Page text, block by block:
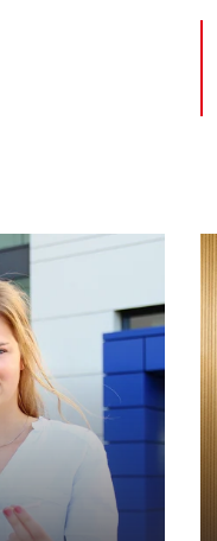
weitere Inhalte zu